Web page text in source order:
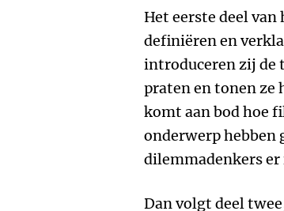
Het eerste deel
definiëren en
introduceren zij de
praten en tonen ze
komt aan bod hoe
onderwerp hebben
dilemmadenkers er
Dan volgt deel